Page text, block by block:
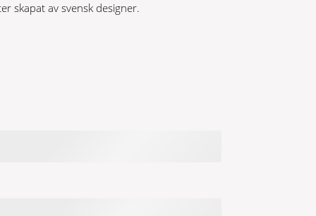
skapat av svensk designer.